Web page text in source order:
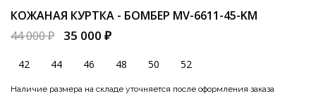
КОЖАНАЯ КУРТКА - БОМБЕР MV-6611-45-KM
44 000 ₽
35 000 ₽
42 44 46 48 50 52
Наличие размера на складе уточняется после оформления заказа